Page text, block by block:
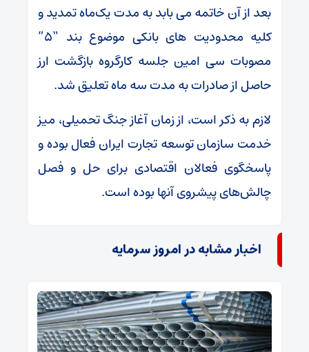
بعد از آن خاتمه می بابد به مدت یک‌ماه تمدید و
کلیه محدودیت های بانکی موضوع بند “۵”
مصوبات سی امین جلسه کارگروه بازگشت ارز
حاصل از صادرات به مدت سه ماه تعلیق شد.
لازم به ذکر است، از زمان آغاز جنگ تحمیلی، میز
خدمت سازمان توسعه تجارت ایران فعال بوده و
پاسخگوی فعالان اقتصادی برای حل و فصل
چالش‌های پیشروی آنها بوده است.
اخبار مشابه در امروز سرمایه